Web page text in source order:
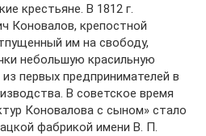
крестьяне. В 1812 г.
Коновалов, крепостной
им на свободу,
небольшую красильную
первых предпринимателей в
В советское время
Коновалова с сыном» стало
фабрикой имени В. П.